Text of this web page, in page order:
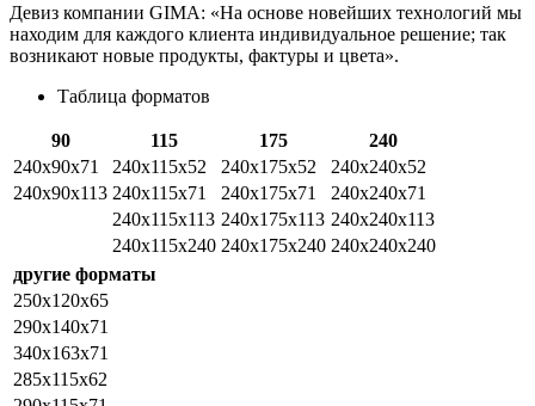
Девиз компании GIMA: «На основе новейших технологий мы
находим для каждого клиента индивидуальное решение; так
возникают новые продукты, фактуры и цвета».
Таблица форматов
90 115 175
240
240х90х71
240x115x52 240х175х52
240х240х52
240x90x113 240x115x71 240х175х71
240х240х71
240x115x113 240х175х113 240х240х113
240x115x240 240х175х240 240х240х240
другие форматы
250x120x65
290x140x71
340x163x71
285x115x62